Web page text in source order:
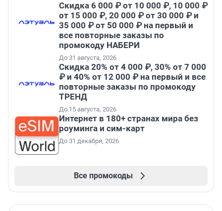
Скидка 6 000 ₽ от 10 000 ₽, 10 000 ₽
от 15 000 ₽, 20 000 ₽ от 30 000 ₽ и
35 000 ₽ от 50 000 ₽ на первый и
все повторные заказы по
промокоду НАБЕРИ
До 31 августа, 2026
Скидка 20% от 4 000 ₽, 30% от 7 000
₽ и 40% от 12 000 ₽ на первый и все
повторные заказы по промокоду
ТРЕНД
До 15 августа, 2026
Интернет в 180+ странах мира без
роуминга и сим-карт
До 31 декабря, 2026
Все промокоды